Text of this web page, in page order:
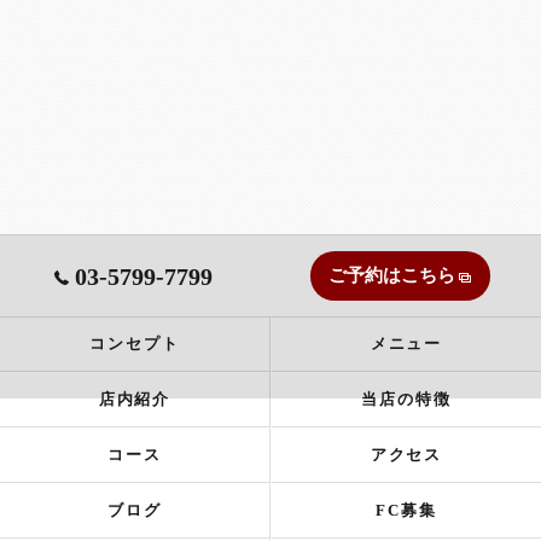
03-5799-7799 ご予約はこちら
コンセプト メニュー
店内紹介 当店の特徴
コース アクセス
ブログ FC募集